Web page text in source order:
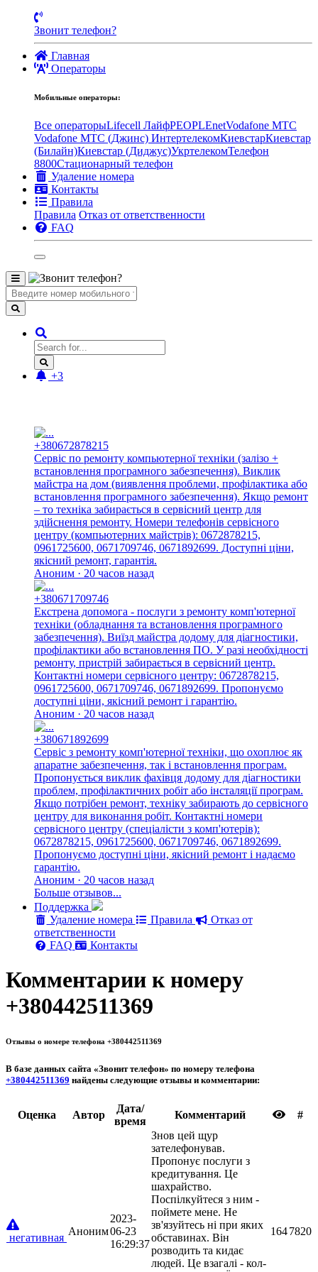
Звонит телефон?
Главная
Операторы
Мобильные операторы:
Все операторыLifecell ЛайфPEOPLEnetVodafone MTC
Vodafone МТС (Джинс) ИнтертелекомКиевстарКиевстар
(Билайн)Киевстар (Диджус)УкртелекомТелефон
8800Стационарный телефон
Удаление номера
Контакты
Правила
Правила Отказ от ответственности
FAQ
+3
+380672878215
Сервіс по ремонту компьютерної техніки (залізо +
встановлення програмного забезпечення). Виклик
майстра на дом (виявлення проблеми, профілактика або
встановлення програмного забезпечення). Якщо ремонт
– то техніка забирається в сервісний центр для
здійснення ремонту. Номери телефонів сервісного
центру (компьютерних майстрів): 0672878215,
0961725600, 0671709746, 0671892699. Доступні ціни,
якісний ремонт, гарантія.
Аноним · 20 часов назад
+380671709746
Екстрена допомога - послуги з ремонту комп'ютерної
техніки (обладнання та встановлення програмного
забезпечення). Виїзд майстра додому для діагностики,
профілактики або встановлення ПО. У разі необхідності
ремонту, пристрій забирається в сервісний центр.
Контактні номери сервісного центру: 0672878215,
0961725600, 0671709746, 0671892699. Пропонуємо
доступні ціни, якісний ремонт і гарантію.
Аноним · 20 часов назад
+380671892699
Сервіс з ремонту комп'ютерної техніки, що охоплює як
апаратне забезпечення, так і встановлення програм.
Пропонується виклик фахівця додому для діагностики
проблем, профілактичних робіт або інсталяції програм.
Якщо потрібен ремонт, техніку забирають до сервісного
центру для виконання робіт. Контактні номери
сервісного центру (спеціалісти з комп'ютерів):
0672878215, 0961725600, 0671709746, 0671892699.
Пропонуємо доступні ціни, якісний ремонт і надаємо
гарантію.
Аноним · 20 часов назад
Больше отзывов...
Поддержка
Удаление номера
Правила
Отказ от
ответственности
FAQ
Контакты
Комментарии к номеру
+380442511369
Отзывы о номере телефона +380442511369
В базе данных сайта «Звонит телефон» по номеру телефона
+380442511369 найдены следующие отзывы и комментарии:
Oценка Автор
Дата/
время
Комментарий #
негативная
Аноним
2023-
06-23
16:29:37
Знов цей щур
зателефонував.
Пропонує послуги з
кредитування. Це
шахрайство.
Поспілкуйтеся з ним -
поймете мене. Не
зв'язуйтесь ні при яких
обставинах. Він
розводить та кидає
людей. Це взагалі - кол-
1647820